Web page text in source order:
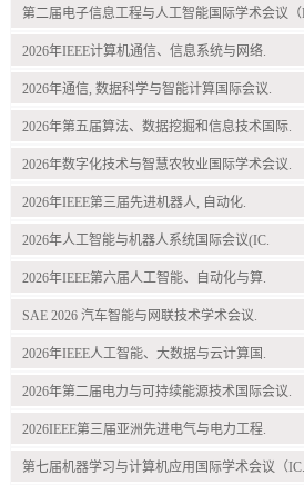
第二届电子信息工程与人工智能国际学术会议（
2026年IEEE计算机通信、信息系统与网络.
2026年通信, 数据科学与智能计算国际会议.
2026年第五届算法、数据挖掘和信息技术国际.
2026年数字化技术与智慧农牧业国际学术会议.
2026年IEEE第三届先进机器人, 自动化.
2026年人工智能与机器人系统国际会议(IC.
2026年IEEE第六届人工智能、自动化与算.
SAE 2026 汽车智能与网联技术学术会议.
2026年IEEE人工智能、大数据与云计算国.
2026年第二届电力与可持续能源技术国际会议.
2026IEEE第三届亚洲先进电气与电力工程.
第七届机器学习与计算机应用国际学术会议（IC.